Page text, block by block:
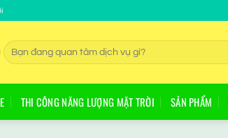
Tìm
kiếm:
THI CÔNG NĂNG LƯỢNG MẶT TRỜI SẢN PHẨM